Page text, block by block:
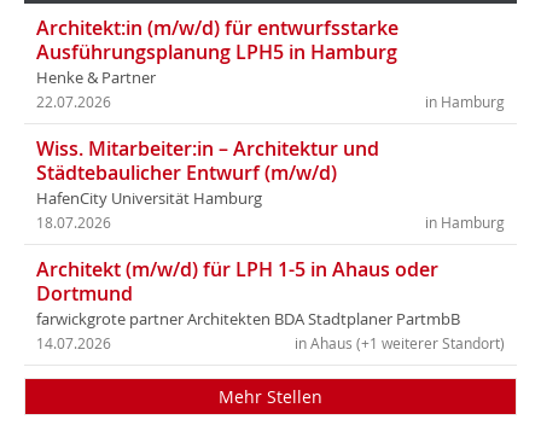
Architekt:in (m/w/d) für entwurfsstarke
Ausführungsplanung LPH5 in Hamburg
Henke & Partner
in Hamburg
22.07.2026
Wiss. Mitarbeiter:in – Architektur und
Städtebaulicher Entwurf (m/w/d)
HafenCity Universität Hamburg
in Hamburg
18.07.2026
Architekt (m/w/d) für LPH 1-5 in Ahaus oder
Dortmund
farwickgrote partner Architekten BDA Stadtplaner PartmbB
in Ahaus (+1 weiterer Standort)
14.07.2026
Mehr Stellen